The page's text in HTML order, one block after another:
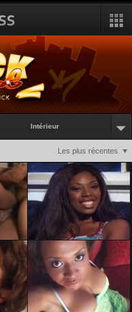
Intérieur
Les plus récentes